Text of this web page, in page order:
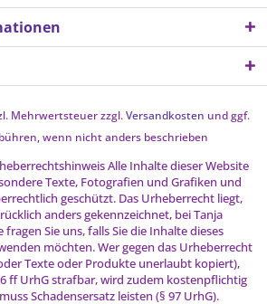
Mehrwertsteuer zzgl.Versandkosten und ggf.
wenn nicht anders beschrieben
Alle Inhalte dieser Website
Texte, Fotografien und Grafiken und
geschützt. Das Urheberrecht liegt,
anders gekennzeichnet, bei Tanja
Sie uns, falls Sie die Inhalte dieses
möchten. Wer gegen das Urheberrecht
Texte oder Produkte unerlaubt kopiert),
ff UrhG strafbar, wird zudem kostenpflichtig
Schadensersatz leisten (§ 97 UrhG).